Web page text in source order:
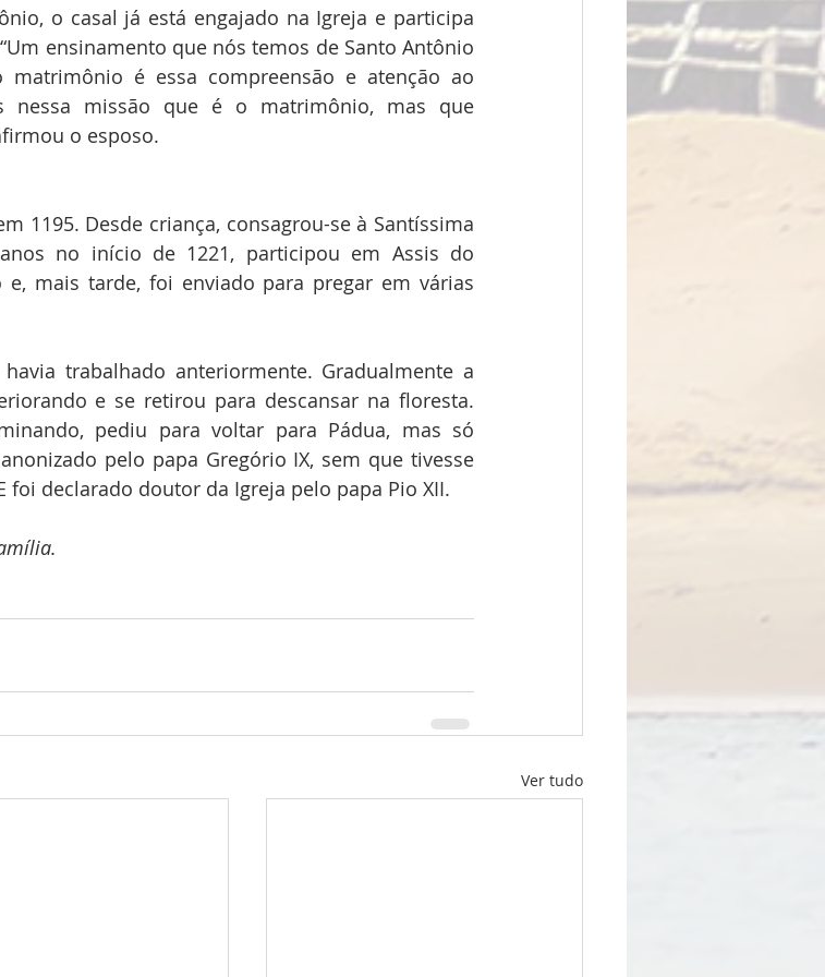
o casal já está engajado na Igreja e participa
ensinamento que nós temos de Santo Antônio
é essa compreensão e atenção ao
nessa missão que é o matrimônio, mas que
o esposo.
1195. Desde criança, consagrou-se à Santíssima
no início de 1221, participou em Assis do
mais tarde, foi enviado para pregar em várias
trabalhado anteriormente. Gradualmente a
e se retirou para descansar na floresta.
pediu para voltar para Pádua, mas só
pelo papa Gregório IX, sem que tivesse
declarado doutor da Igreja pelo papa Pio XII.
Ver tudo